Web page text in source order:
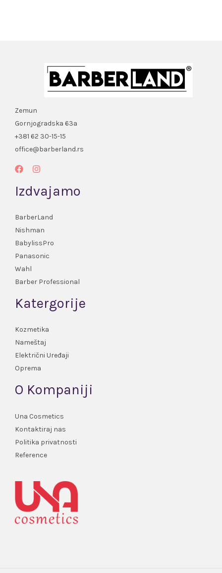
Zemun
Gornjogradska 63a
+381 62 30-15-15
office@barberland.rs
Izdvajamo
BarberLand
Nishman
BabylissPro
Panasonic
Wahl
Barber Professional
Katergorije
Kozmetika
Nameštaj
Električni Uređaji
Oprema
O Kompaniji
Una Cosmetics
Kontaktiraj nas
Politika privatnosti
Reference